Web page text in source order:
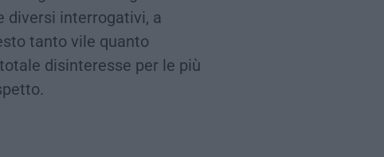
diversi interrogativi, a
tanto vile quanto
disinteresse per le più